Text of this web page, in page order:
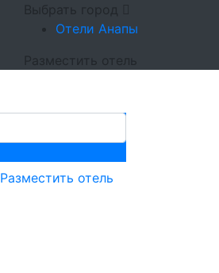
Выбрать город
Отели Анапы
Разместить отель
Разместить отель